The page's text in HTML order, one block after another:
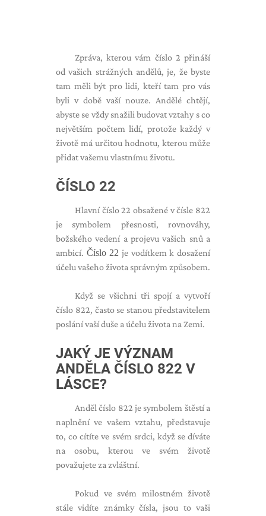
Zpráva, kterou vám číslo 2 přináší
od vašich strážných andělů, je, že byste
tam měli být pro lidi, kteří tam pro vás
byli v době vaší nouze. Andělé chtějí,
abyste se vždy snažili budovat vztahy s co
největším počtem lidí, protože každý v
životě má určitou hodnotu, kterou může
přidat vašemu vlastnímu životu.
ČÍSLO 22
Hlavní číslo 22 obsažené v čísle 822
je symbolem přesnosti, rovnováhy,
božského vedení a projevu vašich snů a
ambicí. Číslo 22 je vodítkem k dosažení
účelu vašeho života správným způsobem.
Když se všichni tři spojí a vytvoří
číslo 822, často se stanou představitelem
poslání vaší duše a účelu života na Zemi.
JAKÝ JE VÝZNAM
ANDĚLA ČÍSLO 822 V
LÁSCE?
Anděl číslo 822 je symbolem štěstí a
naplnění ve vašem vztahu, představuje
to, co cítíte ve svém srdci, když se díváte
na osobu, kterou ve svém životě
považujete za zvláštní.
Pokud ve svém milostném životě
stále vidíte známky čísla, jsou to vaši